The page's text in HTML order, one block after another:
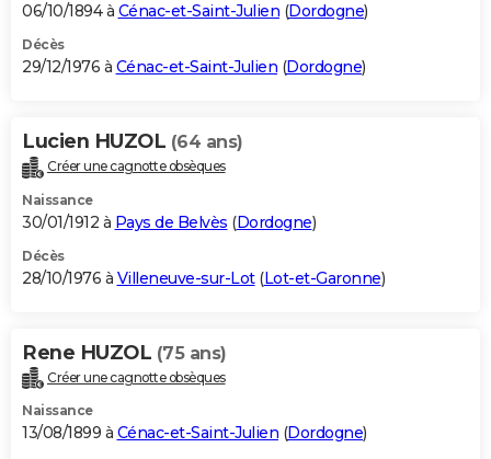
06/10/1894 à Cénac-et-Saint-Julien (Dordogne)
Décès
29/12/1976 à Cénac-et-Saint-Julien (Dordogne)
Lucien HUZOL (64 ans)
Créer une cagnotte obsèques
Naissance
30/01/1912 à Pays de Belvès (Dordogne)
Décès
28/10/1976 à Villeneuve-sur-Lot(Lot-et-Garonne)
Rene HUZOL (75 ans)
Créer une cagnotte obsèques
Naissance
13/08/1899 à Cénac-et-Saint-Julien (Dordogne)